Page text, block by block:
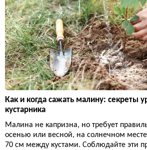
Как и когда сажать малину: секреты
кустарника
Малина не капризна, но требует
осенью или весной, на солнечном
70 см между кустами. Соблюдайте эти